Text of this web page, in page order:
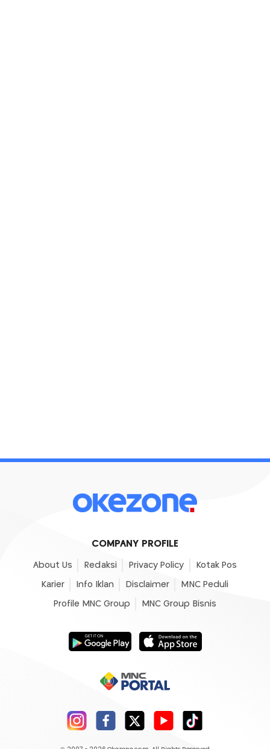
COMPANY PROFILE
About Us Redaksi Privacy Policy Kotak Pos
Karier Info Iklan Disclaimer MNC Peduli
Profile MNC Group MNC Group Bisnis